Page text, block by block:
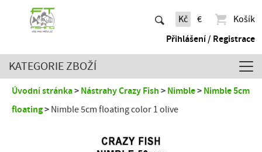
Kč €
Košík
Přihlášení / Registrace
KATEGORIE ZBOŽÍ
Úvodní stránka Nástrahy Crazy Fish Nimble
Nimble 5cm
floating
Nimble 5cm floating color 1 olive